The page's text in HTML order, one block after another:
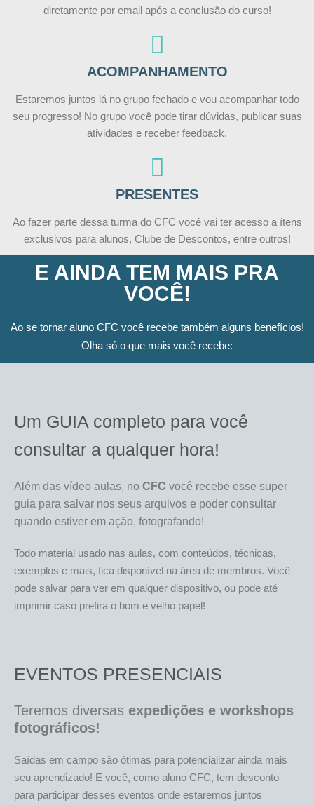
diretamente por email após a conclusão do curso!
ACOMPANHAMENTO
Estaremos juntos lá no grupo fechado e vou acompanhar todo
seu progresso! No grupo você pode tirar dúvidas, publicar suas
atividades e receber feedback.
PRESENTES
Ao fazer parte dessa turma do CFC você vai ter acesso a ítens
exclusivos para alunos, Clube de Descontos, entre outros!
E AINDA TEM MAIS PRA
VOCÊ!
Ao se tornar aluno CFC você recebe também alguns benefícios!
Olha só o que mais você recebe:
Um GUIA completo para você
consultar a qualquer hora!
Além das vídeo aulas, no CFC você recebe esse super
guia para salvar nos seus arquivos e poder consultar
quando estiver em ação, fotografando!
Todo material usado nas aulas, com conteúdos, técnicas,
exemplos e mais, fica disponível na área de membros. Você
pode salvar para ver em qualquer dispositivo, ou pode até
imprimir caso prefira o bom e velho papel!
EVENTOS PRESENCIAIS
Teremos diversas expedições e workshops
fotográficos!
Saídas em campo são ótimas para potencializar ainda mais
seu aprendizado! E você, como aluno CFC, tem desconto
para participar desses eventos onde estaremos juntos